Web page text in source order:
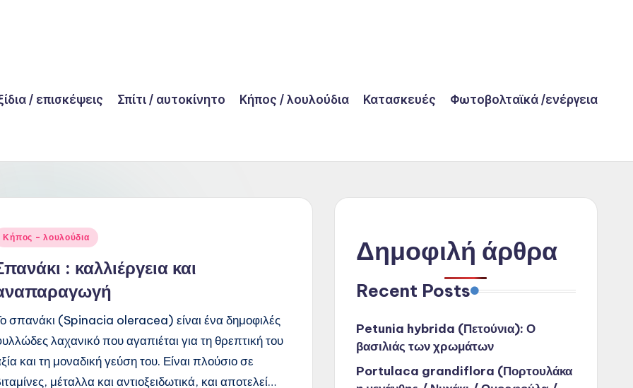
/ επισκέψεις Σπίτι / αυτοκίνητο Κήπος / λουλούδια Κατασκευές Φωτοβολταϊκά /ενέργεια
Κήπος - λουλούδια
: καλλιέργεια και
σπανάκι (Spinacia oleracea) είναι ένα δημοφιλές
λαχανικό που αγαπιέται για τη θρεπτική του
και τη μοναδική γεύση του. Είναι πλούσιο σε
μέταλλα και αντιοξειδωτικά, και αποτελεί…
Δημοφιλή άρθρα
Recent Posts
Petunia hybrida (Πετούνια): Ο
βασιλιάς των χρωμάτων
Portulaca grandiflora (Πορτουλάκα